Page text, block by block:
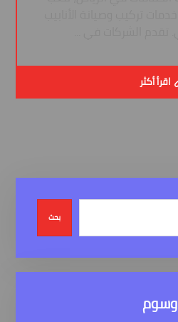
اقرأ أكثر
بحث
وسوم